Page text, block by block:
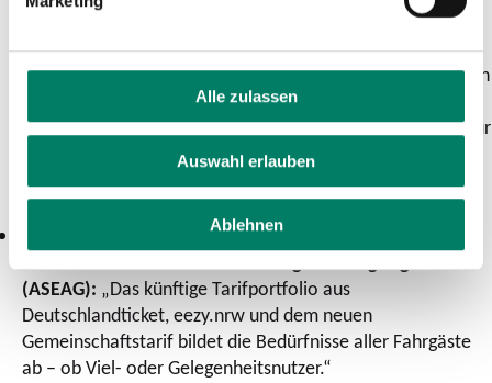
Alle zulassen
Auswahl erlauben
Ablehnen
Beiratsvorstands:„Bei der Erarbeitung des neuen
Gemeinschaftstarifs galt es, die Interessen der Fahrgäste in
den Metropolen mit den der Fahrgäste in ländlichen
Gebieten in Einklang zu bringen. Diesen Spagat halte ich für
gut gelungen und bin zuversichtlich, dass mehr Einfachheit
auch viele heutige Autonutzer*innen zum Umstieg
bewegen wird.“
Joachim Adler, Bereichsleiter Finanzen und Vertrieb der
(ASEAG): „Das künftige Tarifportfolio aus
Deutschlandticket, eezy.nrw und dem neuen
Gemeinschaftstarif bildet die Bedürfnisse aller Fahrgäste
ab – ob Viel- oder Gelegenheitsnutzer.“